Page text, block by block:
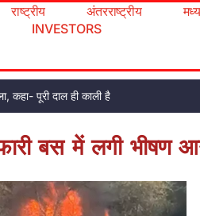
राष्ट्रीय अंतरराष्ट्रीय
INVESTORS
कहा- पूरी दाल ही काली है
बस में लगी भीषण